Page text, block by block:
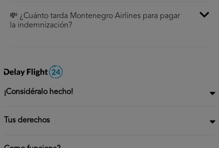
💸 ¿Cuánto tarda Montenegro Airlines para pagar
la indemnización?
¡Considéralo hecho!
Tus derechos